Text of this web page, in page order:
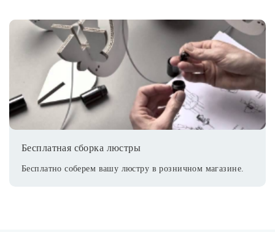
Бесплатная сборка люстры
Бесплатно соберем вашу люстру в розничном магазине.